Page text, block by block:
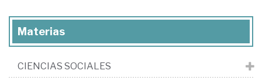
Materias
CIENCIAS SOCIALES